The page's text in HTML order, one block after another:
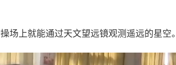
上就能通过天文望远镜观测遥远的星空。